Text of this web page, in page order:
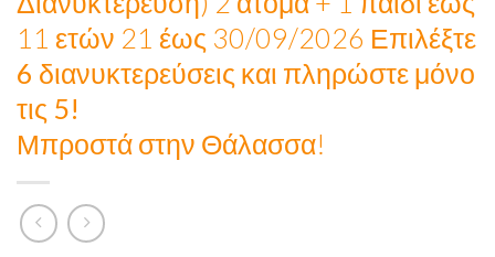
11 ετών 21 έως 30/09/2026 Επιλέξτε
6 διανυκτερεύσεις και πληρώστε μόνο
τις 5!
Μπροστά στην Θάλασσα!